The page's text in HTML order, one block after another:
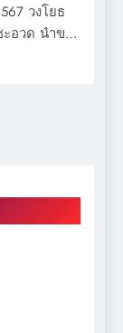
วงโยธ
ะอวด นำข…